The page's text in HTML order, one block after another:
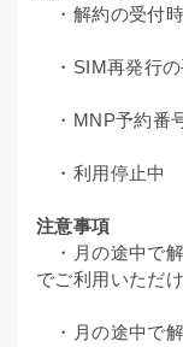
・解約の受付時
・SIM再発行の
・MNP予約番
・利用停止中
注意事項
・月の途中で
でご利用いただけ
・月の途中で